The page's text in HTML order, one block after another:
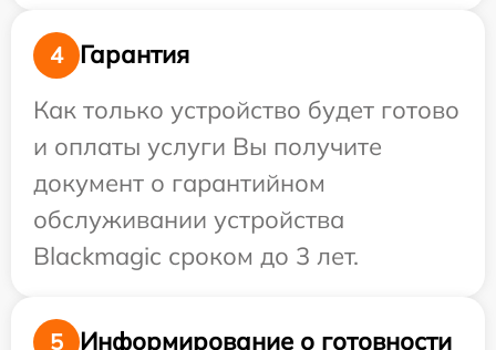
4
Гарантия
Как только устройство будет готово
и оплаты услуги Вы получите
документ о гарантийном
обслуживании устройства
Blackmagic сроком до 3 лет.
5
Информирование о готовности